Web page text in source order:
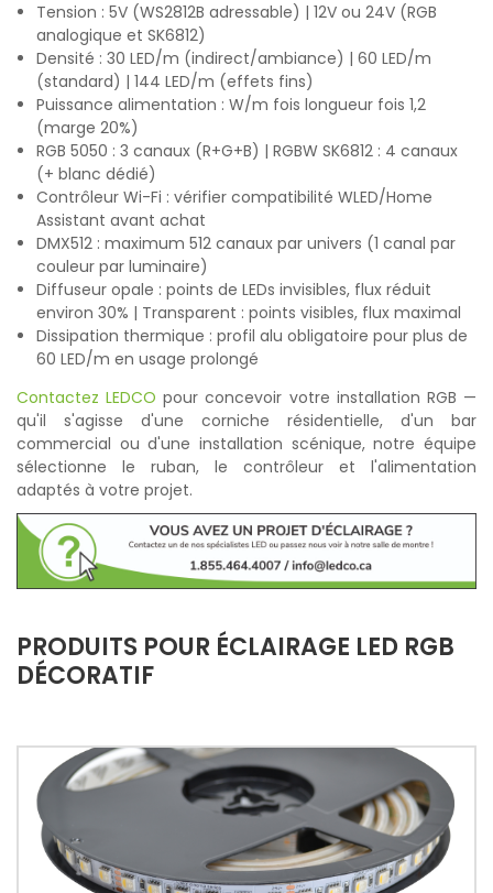
Tension : 5V (WS2812B adressable) | 12V ou 24V (RGB
analogique et SK6812)
Densité : 30 LED/m (indirect/ambiance) | 60 LED/m
(standard) | 144 LED/m (effets fins)
Puissance alimentation : W/m fois longueur fois 1,2
(marge 20%)
RGB 5050 : 3 canaux (R+G+B) | RGBW SK6812 : 4 canaux
(+ blanc dédié)
Contrôleur Wi-Fi : vérifier compatibilité WLED/Home
Assistant avant achat
DMX512 : maximum 512 canaux par univers (1 canal par
couleur par luminaire)
Diffuseur opale : points de LEDs invisibles, flux réduit
environ 30% | Transparent : points visibles, flux maximal
Dissipation thermique : profil alu obligatoire pour plus de
60 LED/m en usage prolongé
Contactez LEDCO pour concevoir votre installation RGB —
qu'il s'agisse d'une corniche résidentielle, d'un bar
commercial ou d'une installation scénique, notre équipe
sélectionne le ruban, le contrôleur et l'alimentation
adaptés à votre projet.
PRODUITS POUR ÉCLAIRAGE LED RGB
DÉCORATIF